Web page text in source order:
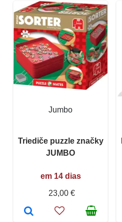
Jumbo
Triediče puzzle značky
JUMBO
em 14 dias
23,00 €